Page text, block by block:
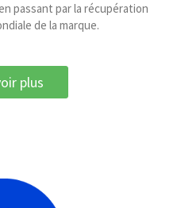
passant par la récupération
de la marque.
plus